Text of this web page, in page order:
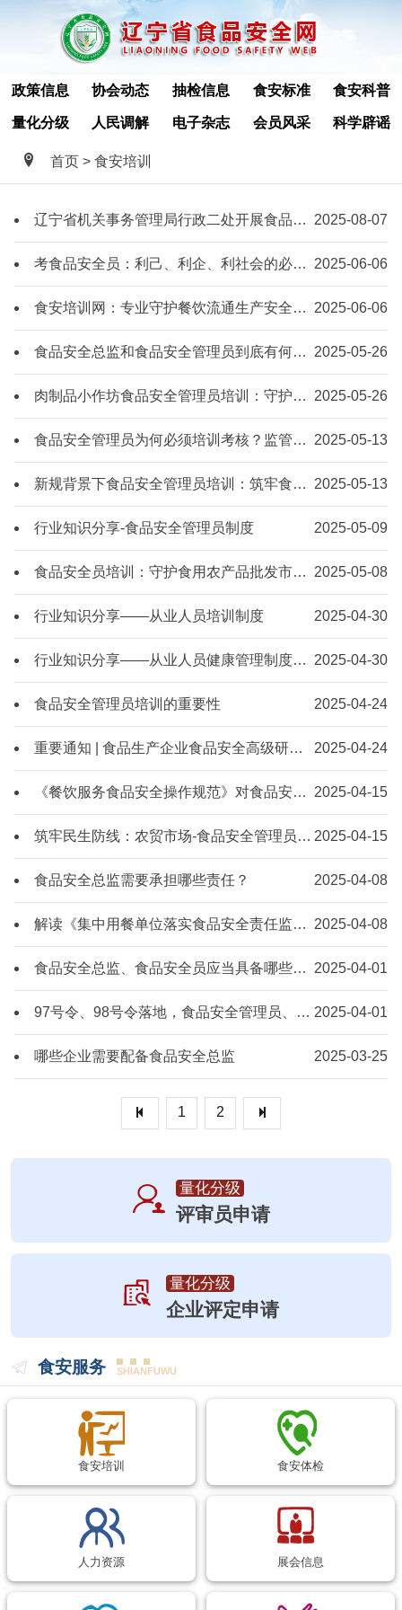
政策信息 协会动态 抽检信息 食安标准 食安科普
量化分级 人民调解 电子杂志 会员风采 科学辟谣
量化分级
评审员申请
量化分级
企业评定申请
食安服务 SHIANFUWU
食安培训 食安体检
人力资源 展会信息
首页 > 食安培训
辽宁省机关事务管理局行政二处开展食品安全培训 提升饮食安全保障水平 2025-08-07
考食品安全员：利己、利企、利社会的必然之选 2025-06-06
食安培训网：专业守护餐饮流通生产安全 2025-06-06
食品安全总监和食品安全管理员到底有何区别 2025-05-26
肉制品小作坊食品安全管理员培训：守护舌尖安全的必修课 2025-05-26
食品安全管理员为何必须培训考核？监管依据权威解读 2025-05-13
新规背景下食品安全管理员培训：筑牢食品安全防线的关键之举 2025-05-13
行业知识分享-食品安全管理员制度 2025-05-09
食品安全员培训：守护食用农产品批发市场的安全屏障 2025-05-08
行业知识分享——从业人员培训制度 2025-04-30
行业知识分享——从业人员健康管理制度 2025-04-30
食品安全管理员培训的重要性 2025-04-24
重要通知 | 食品生产企业食品安全高级研修班开始报名 2025-04-24
《餐饮服务食品安全操作规范》对食品安全管理人员培训的要求 2025-04-15
筑牢民生防线：农贸市场-食品安全管理员培训的价值与使命 2025-04-15
食品安全总监需要承担哪些责任？ 2025-04-08
解读《集中用餐单位落实食品安全责任监督管理规定》——管理员培训与处罚条款解析 2025-04-08
食品安全总监、食品安全员应当具备哪些食品安全管理能力？ 2025-04-01
97号令、98号令落地，食品安全管理员、总监培训要求升级！ 2025-04-01
哪些企业需要配备食品安全总监 2025-03-25
1 2